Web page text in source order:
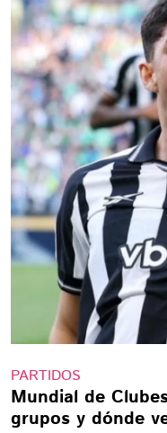
PARTIDOS
Mundial de
grupos y dónde